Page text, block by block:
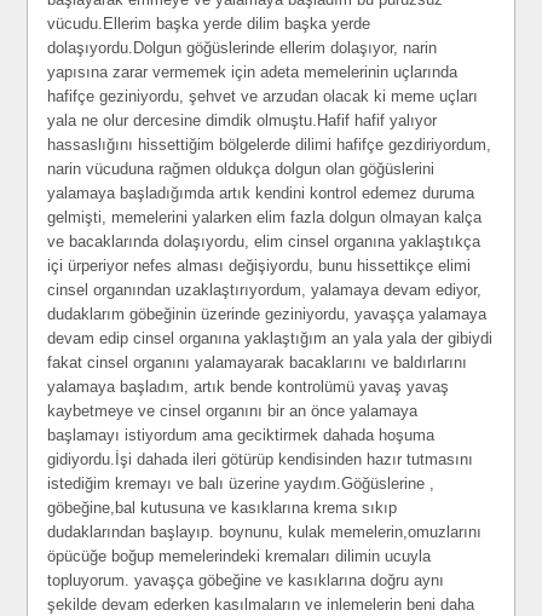
vücudu.Ellerim başka yerde dilim başka yerde
dolaşıyordu.Dolgun göğüslerinde ellerim dolaşıyor, narin
yapısına zarar vermemek için adeta memelerinin uçlarında
hafifçe geziniyordu, şehvet ve arzudan olacak ki meme uçları
yala ne olur dercesine dimdik olmuştu.Hafif hafif yalıyor
hassaslığını hissettiğim bölgelerde dilimi hafifçe gezdiriyordum,
narin vücuduna rağmen oldukça dolgun olan göğüslerini
yalamaya başladığımda artık kendini kontrol edemez duruma
gelmişti, memelerini yalarken elim fazla dolgun olmayan kalça
ve bacaklarında dolaşıyordu, elim cinsel organına yaklaştıkça
içi ürperiyor nefes alması değişiyordu, bunu hissettikçe elimi
cinsel organından uzaklaştırıyordum, yalamaya devam ediyor,
dudaklarım göbeğinin üzerinde geziniyordu, yavaşça yalamaya
devam edip cinsel organına yaklaştığım an yala yala der gibiydi
fakat cinsel organını yalamayarak bacaklarını ve baldırlarını
yalamaya başladım, artık bende kontrolümü yavaş yavaş
kaybetmeye ve cinsel organını bir an önce yalamaya
başlamayı istiyordum ama geciktirmek dahada hoşuma
gidiyordu.İşi dahada ileri götürüp kendisinden hazır tutmasını
istediğim kremayı ve balı üzerine yaydım.Göğüslerine ,
göbeğine,bal kutusuna ve kasıklarına krema sıkıp
dudaklarından başlayıp. boynunu, kulak memelerin,omuzlarını
öpücüğe boğup memelerindeki kremaları dilimin ucuyla
topluyorum. yavaşça göbeğine ve kasıklarına doğru aynı
şekilde devam ederken kasılmaların ve inlemelerin beni daha